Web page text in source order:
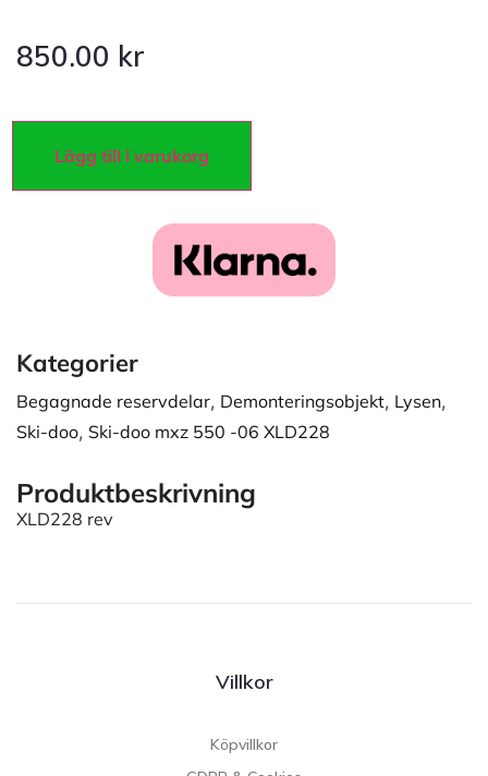
850.00 kr
Lägg till i varukorg
Kategorier
Begagnade reservdelar, Demonteringsobjekt, Lysen,
Ski-doo, Ski-doo mxz 550 -06 XLD228
Produktbeskrivning
XLD228 rev
Villkor
Köpvillkor